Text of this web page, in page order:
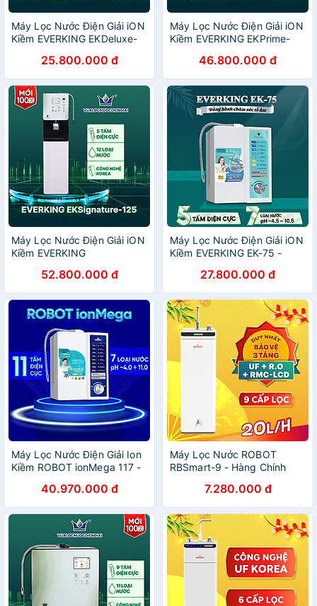
Máy Lọc Nước Điện Giải iON
Kiềm EVERKING EKDeluxe-
25.800.000 đ
Máy Lọc Nước Điện Giải iON
Kiềm EVERKING EKPrime-
46.800.000 đ
Máy Lọc Nước Điện Giải iON
Kiềm EVERKING
Chính Hãng52.800.000 đ
Máy Lọc Nước Điện Giải iON
Kiềm EVERKING EK-75 -
27.800.000 đ
Máy Lọc Nước Điện Giải Ion
Kiềm ROBOT ionMega 117 -
40.970.000 đ
Máy Lọc Nước ROBOT
RBSmart-9 - Hàng Chính
7.280.000 đ